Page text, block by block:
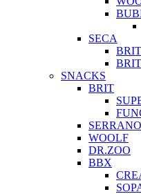
SECA
SNACKS
BRIT
SERRANO
WOOLF
DR.ZOO
BBX